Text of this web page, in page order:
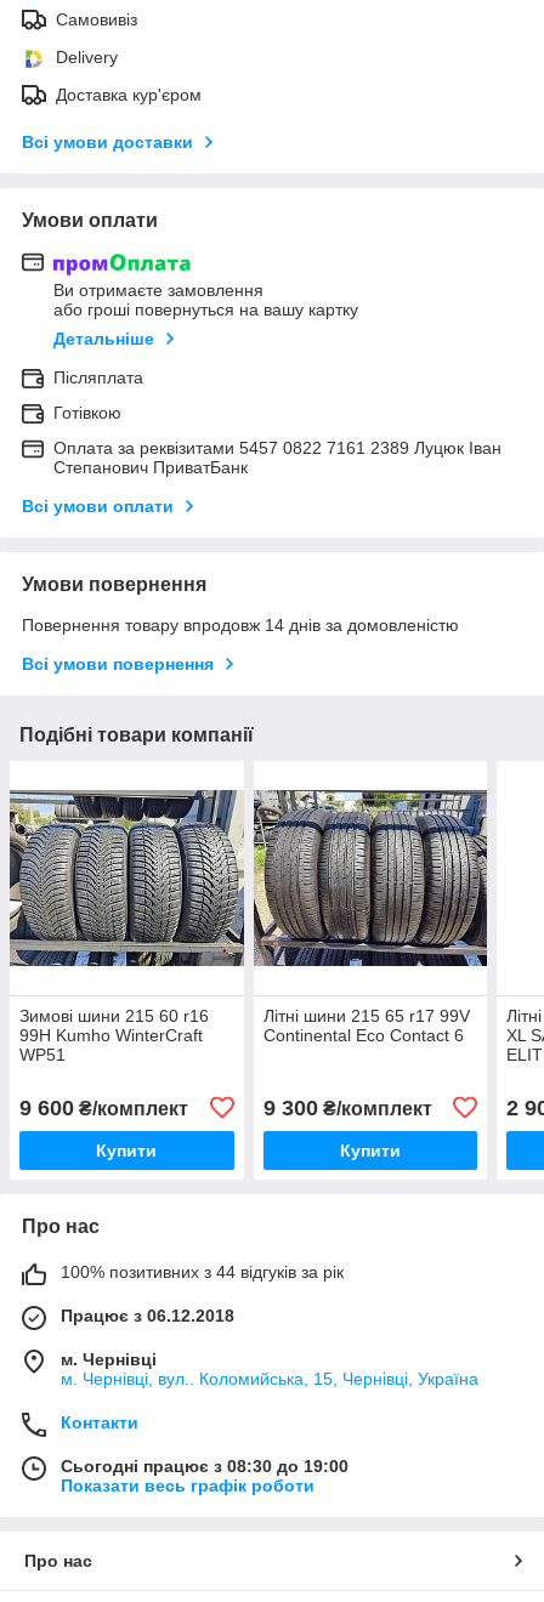
Самовивіз
Delivery
Доставка кур'єром
Всі умови доставки
Умови оплати
Ви отримаєте замовлення
або гроші повернуться на вашу картку
Детальніше
Післяплата
Готівкою
Оплата за реквізитами 5457 0822 7161 2389 Луцюк Іван
Степанович ПриватБанк
Всі умови оплати
Умови повернення
Повернення товару впродовж 14 днів за домовленістю
Всі умови повернення
Подібні товари компанії
Зимові шини 215 60 r16
99H Kumho WinterCraft
WP51
9 600 ₴/комплект
Купити
Літні шини 215 65 r17 99V
Continental Eco Contact 6
9 300₴/комплект
Купити
XL
2
Про нас
100% позитивних з 44 відгуків за рік
Працює з 06.12.2018
м. Чернівці
м. Чернівці, вул.. Коломийська, 15, Чернівці, Україна
Контакти
Сьогодні працює з 08:30 до 19:00
Показати весь графік роботи
Про нас